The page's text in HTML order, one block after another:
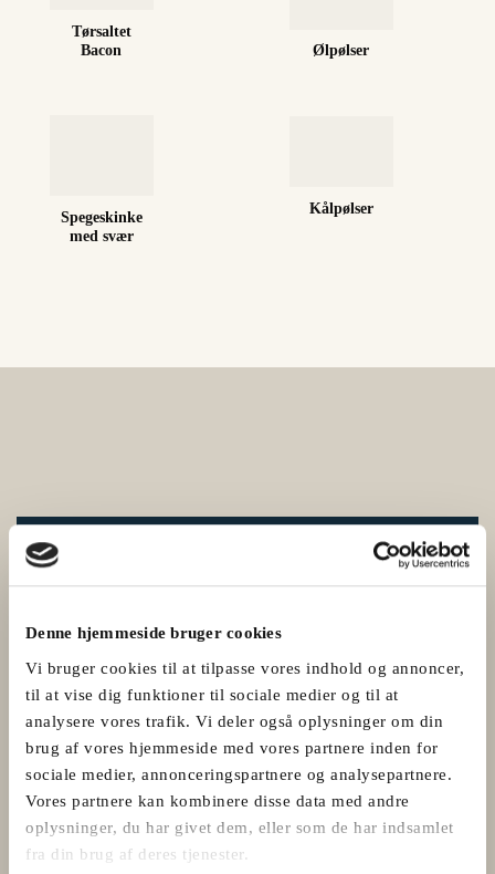
Denne hjemmeside bruger cookies
Vi bruger cookies til at tilpasse vores indhold og annoncer,
til at vise dig funktioner til sociale medier og til at
analysere vores trafik. Vi deler også oplysninger om din
brug af vores hjemmeside med vores partnere inden for
sociale medier, annonceringspartnere og analysepartnere.
Vores partnere kan kombinere disse data med andre
oplysninger, du har givet dem, eller som de har indsamlet
fra din brug af deres tjenester.
Tørsaltet
Bacon
Spegeskinke
med svær
Ølpølser
Kålpølser